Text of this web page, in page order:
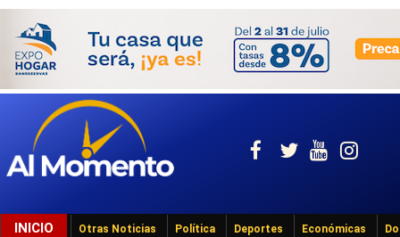
INICIO Otras Noticias Política Deportes Económicas